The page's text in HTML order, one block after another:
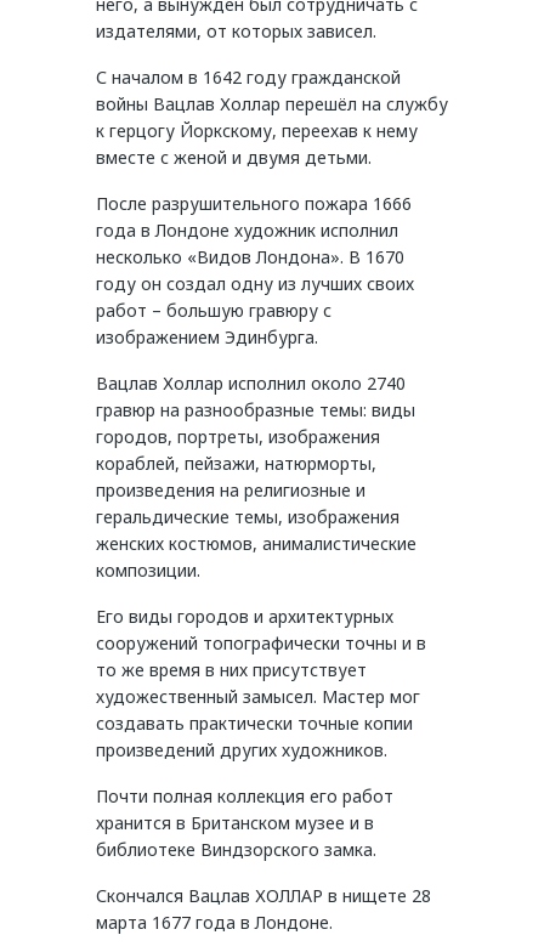
издателями, от которых зависел.
С началом в 1642 году гражданской
войны Вацлав Холлар перешёл на службу
к герцогу Йоркскому, переехав к нему
вместе с женой и двумя детьми.
После разрушительного пожара 1666
года в Лондоне художник исполнил
несколько «Видов Лондона». В 1670
году он создал одну из лучших своих
работ – большую гравюру с
изображением Эдинбурга.
Вацлав Холлар исполнил около 2740
гравюр на разнообразные темы: виды
городов, портреты, изображения
кораблей, пейзажи, натюрморты,
произведения на религиозные и
геральдические темы, изображения
женских костюмов, анималистические
композиции.
Его виды городов и архитектурных
сооружений топографически точны и в
то же время в них присутствует
художественный замысел. Мастер мог
создавать практически точные копии
произведений других художников.
Почти полная коллекция его работ
хранится в Британском музее и в
библиотеке Виндзорского замка.
Скончался Вацлав ХОЛЛАР в нищете 28
марта 1677 года в Лондоне.